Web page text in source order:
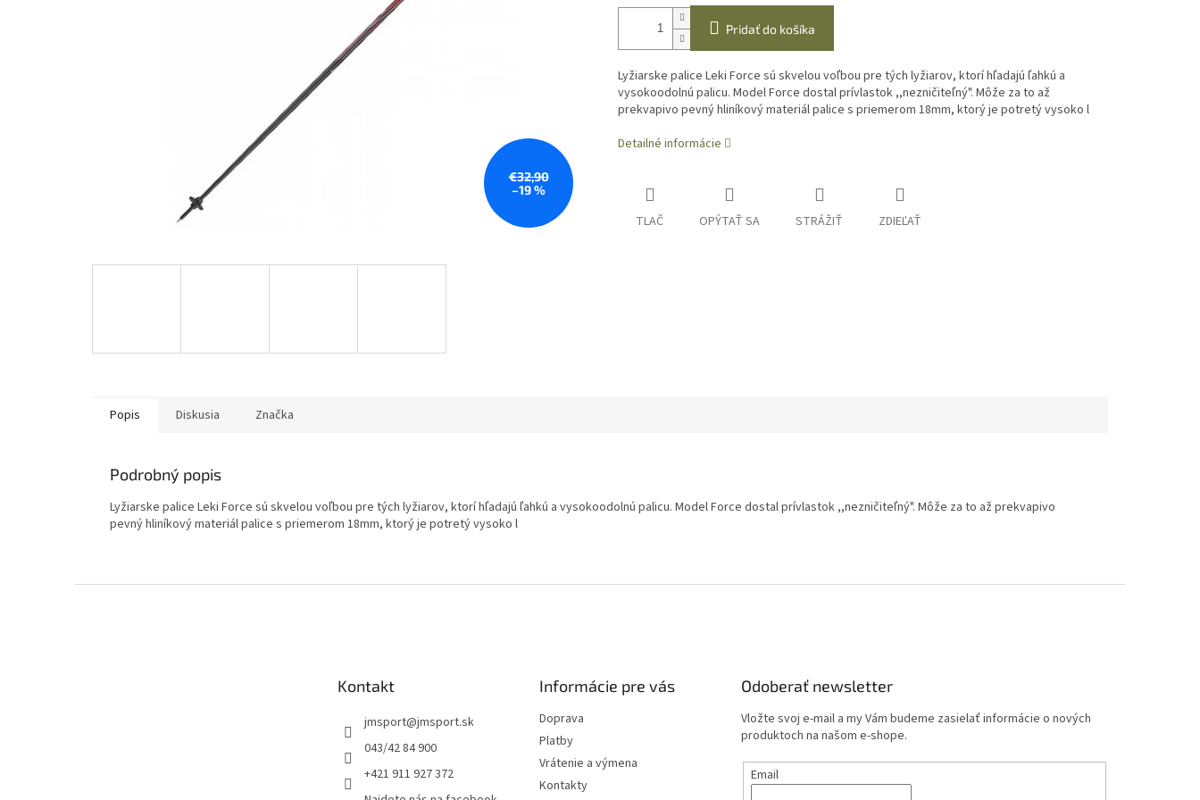
€32,90
–19 %
Pridať do košíka
Lyžiarske palice Leki Force sú skvelou voľbou pre tých lyžiarov, ktorí hľadajú ľahkú a
vysokoodolnú palicu. Model Force dostal prívlastok ,,nezničiteľný". Môže za to až
prekvapivo pevný hliníkový materiál palice s priemerom 18mm, ktorý je potretý vysoko l
Detailné informácie
TLAČ OPÝTAŤ SA STRÁŽIŤ ZDIEĽAŤ
Popis Diskusia Značka
Podrobný popis
Lyžiarske palice Leki Force sú skvelou voľbou pre tých lyžiarov, ktorí hľadajú ľahkú a vysokoodolnú palicu. Model Force dostal prívlastok ,,nezničiteľný". Môže za to až prekvapivo
pevný hliníkový materiál palice s priemerom 18mm, ktorý je potretý vysoko l
Kontakt
jmsport@jmsport.sk
043/42 84 900
+421 911 927 372
Informácie pre vás
Doprava
Platby
Vrátenie a výmena
Kontakty
Odoberať newsletter
Vložte svoj e-mail a my Vám budeme zasielať informácie o nových
produktoch na našom e-shope.
Email